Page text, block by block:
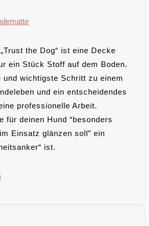
the Dog“ ist eine Decke
ein Stück Stoff auf dem Boden.
und wichtigste Schritt zu einem
und ein entscheidendes
professionelle Arbeit.
für deinen Hund “besonders
Einsatz glänzen soll” ein
ist.